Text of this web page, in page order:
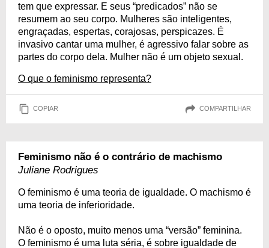
tem que expressar. E seus “predicados” não se
resumem ao seu corpo. Mulheres são inteligentes,
engraçadas, espertas, corajosas, perspicazes. É
invasivo cantar uma mulher, é agressivo falar sobre as
partes do corpo dela. Mulher não é um objeto sexual.
O que o feminismo representa?
COPIAR COMPARTILHAR
Feminismo não é o contrário de machismo
Juliane Rodrigues
O feminismo é uma teoria de igualdade. O machismo é
uma teoria de inferioridade.
Não é o oposto, muito menos uma “versão” feminina.
O feminismo é uma luta séria, é sobre igualdade de